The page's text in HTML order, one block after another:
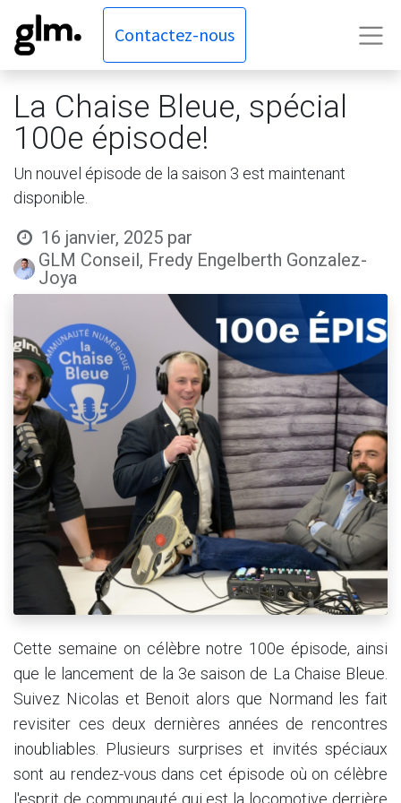
Contactez-nous
La Chaise Bleue, spécial
100e épisode!
Un nouvel épisode de la saison 3 est maintenant
disponible.
16 janvier, 2025 par
GLM Conseil, Fredy Engelberth Gonzalez-
Joya
Cette semaine on célèbre notre 100e épisode, ainsi
que le lancement de la 3e saison de La Chaise Bleue.
Suivez Nicolas et Benoit alors que Normand les fait
revisiter ces deux dernières années de rencontres
inoubliables. Plusieurs surprises et invités spéciaux
sont au rendez-vous dans cet épisode où on célèbre